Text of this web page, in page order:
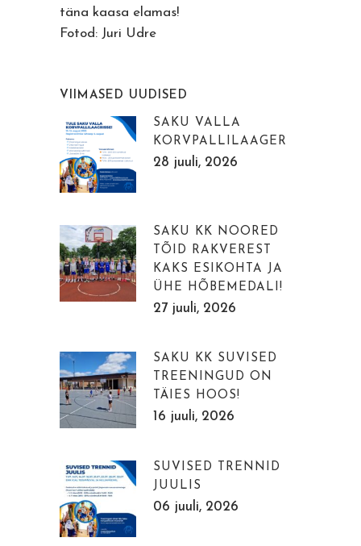
täna kaasa elamas!
Fotod: Juri Udre
VIIMASED UUDISED
SAKU VALLA
KORVPALLILAAGER
28 juuli, 2026
SAKU KK NOORED
TÕID RAKVEREST
KAKS ESIKOHTA JA
ÜHE HÕBEMEDALI!
27 juuli, 2026
SAKU KK SUVISED
TREENINGUD ON
TÄIES HOOS!
16 juuli, 2026
SUVISED TRENNID
JUULIS
06 juuli, 2026